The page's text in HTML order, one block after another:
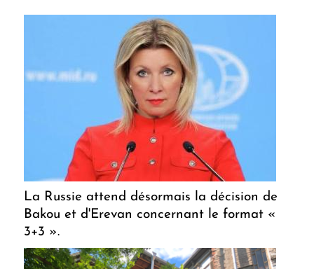
La Russie attend désormais la décision de
Bakou et d'Erevan concernant le format «
3+3 ».